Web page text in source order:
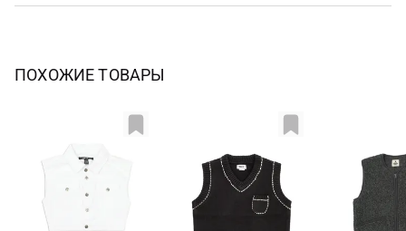
ПОХОЖИЕ ТОВАРЫ